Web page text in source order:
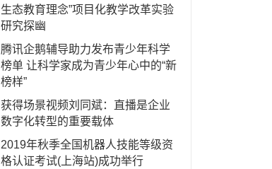
生态教育理念”项目化教学改革实验
研究探幽
腾讯企鹅辅导助力发布青少年科学
榜单 让科学家成为青少年心中的“新
榜样”
获得场景视频刘同斌：直播是企业
数字化转型的重要载体
2019年秋季全国机器人技能等级资
格认证考试(上海站)成功举行